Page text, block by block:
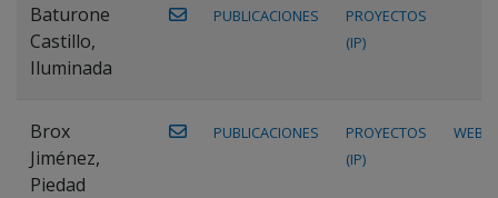
Baturone
Castillo,
Iluminada
PUBLICACIONES
PROYECTOS
(IP)
Brox
Jiménez,
Piedad
PUBLICACIONES
PROYECTOS
(IP)
WEB